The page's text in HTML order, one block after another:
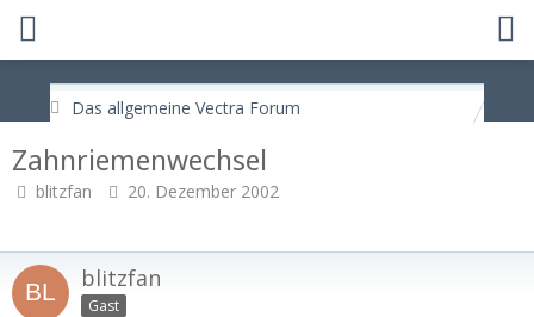
Das allgemeine Vectra Forum
Zahnriemenwechsel
blitzfan 20. Dezember 2002
blitzfan
Gast